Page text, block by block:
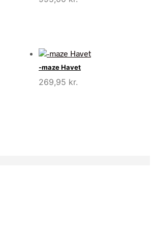
-maze Havet
269,95 kr.